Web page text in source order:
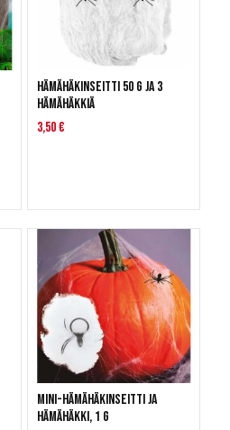
Hämähäkinseitti 50 g ja 3
hämähäkkiä
3,50 €
Mini-hämähäkinseitti ja
hämähäkki, 1 g